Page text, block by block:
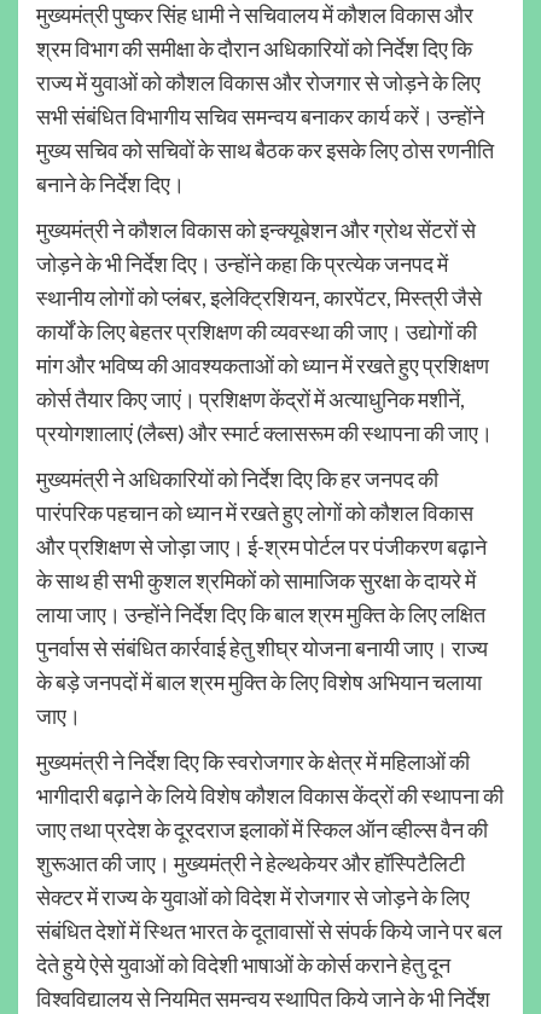
मुख्यमंत्री पुष्कर सिंह धामी ने सचिवालय में कौशल विकास और
श्रम विभाग की समीक्षा के दौरान अधिकारियों को निर्देश दिए कि
राज्य में युवाओं को कौशल विकास और रोजगार से जोड़ने के लिए
सभी संबंधित विभागीय सचिव समन्वय बनाकर कार्य करें। उन्होंने
मुख्य सचिव को सचिवों के साथ बैठक कर इसके लिए ठोस रणनीति
बनाने के निर्देश दिए।
मुख्यमंत्री ने कौशल विकास को इन्क्यूबेशन और ग्रोथ सेंटरों से
जोड़ने के भी निर्देश दिए। उन्होंने कहा कि प्रत्येक जनपद में
स्थानीय लोगों को प्लंबर, इलेक्ट्रिशियन, कारपेंटर, मिस्त्री जैसे
कार्यों के लिए बेहतर प्रशिक्षण की व्यवस्था की जाए। उद्योगों की
मांग और भविष्य की आवश्यकताओं को ध्यान में रखते हुए प्रशिक्षण
कोर्स तैयार किए जाएं। प्रशिक्षण केंद्रों में अत्याधुनिक मशीनें,
प्रयोगशालाएं (लैब्स) और स्मार्ट क्लासरूम की स्थापना की जाए।
मुख्यमंत्री ने अधिकारियों को निर्देश दिए कि हर जनपद की
पारंपरिक पहचान को ध्यान में रखते हुए लोगों को कौशल विकास
और प्रशिक्षण से जोड़ा जाए। ई-श्रम पोर्टल पर पंजीकरण बढ़ाने
के साथ ही सभी कुशल श्रमिकों को सामाजिक सुरक्षा के दायरे में
लाया जाए। उन्होंने निर्देश दिए कि बाल श्रम मुक्ति के लिए लक्षित
पुनर्वास से संबंधित कार्रवाई हेतु शीघ्र योजना बनायी जाए। राज्य
के बड़े जनपदों में बाल श्रम मुक्ति के लिए विशेष अभियान चलाया
जाए।
मुख्यमंत्री ने निर्देश दिए कि स्वरोजगार के क्षेत्र में महिलाओं की
भागीदारी बढ़ाने के लिये विशेष कौशल विकास केंद्रों की स्थापना की
जाए तथा प्रदेश के दूरदराज इलाकों में स्किल ऑन व्हील्स वैन की
शुरूआत की जाए। मुख्यमंत्री ने हेल्थकेयर और हॉस्पिटैलिटी
सेक्टर में राज्य के युवाओं को विदेश में रोजगार से जोड़ने के लिए
संबंधित देशों में स्थित भारत के दूतावासों से संपर्क किये जाने पर बल
देते हुये ऐसे युवाओं को विदेशी भाषाओं के कोर्स कराने हेतु दून
विश्वविद्यालय से नियमित समन्वय स्थापित किये जाने के भी निर्देश